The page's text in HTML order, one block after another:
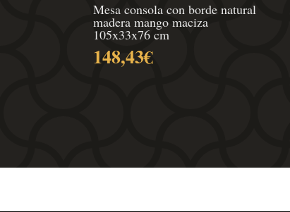
Mesa consola con borde natural
madera mango maciza
105x33x76 cm
148,43€